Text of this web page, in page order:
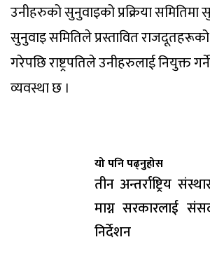
उनीहरुको सुनुवाइको प्रक्रिया
सुनुवाइ समितिले प्रस्तावित
गरेपछि राष्ट्रपतिले उनीहरुलाई नियुक्त
व्यवस्था छ ।
यो पनि पढ्नुहोस
तीन अन्तर्राष्ट्रिय
माग्न सरकारलाई
निर्देशन